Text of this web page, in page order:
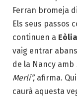
Ferran bromeja
Els seus passos
continuen a Eòlia
vaig entrar
de la Nancy amb
Merlí”, afirma.
caurà aquesta